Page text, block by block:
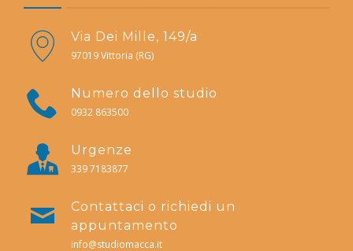
Via Dei Mille, 149/a
97019 Vittoria (RG)
Numero dello studio
0932 863500
Urgenze
339 7183877
Contattaci o richiedi un
appuntamento
info@studiomacca.it